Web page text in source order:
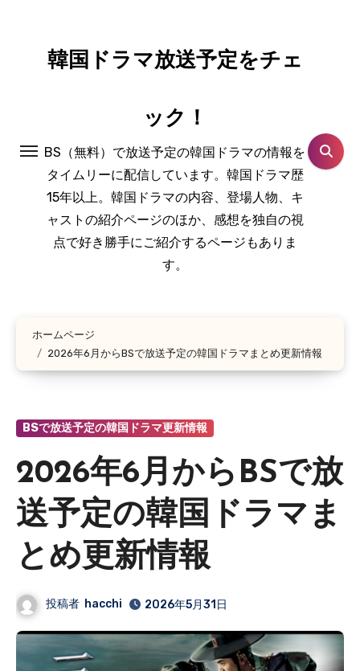
韓国ドラマ放送予定をチェ
ック！
BS（無料）で放送予定の韓国ドラマの情報を
タイムリーに配信しています。韓国ドラマ歴
15年以上。韓国ドラマの内容、登場人物、キ
ャストの紹介ページのほか、感想を独自の視
点で好き勝手にご紹介するページもありま
す。
ホームページ
2026年6月からBSで放送予定の韓国ドラマまとめ更新情報
BSで放送予定の韓国ドラマ更新情報
2026年6月からBSで放
送予定の韓国ドラマま
とめ更新情報
投稿者 hacchi 2026年5月31日